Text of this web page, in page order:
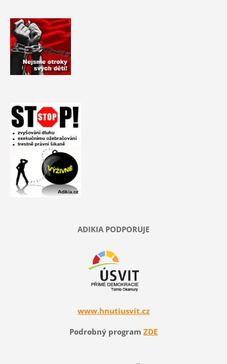
ADIKIA PODPORUJE
www.hnutiusvit.cz
Podrobný program ZDE